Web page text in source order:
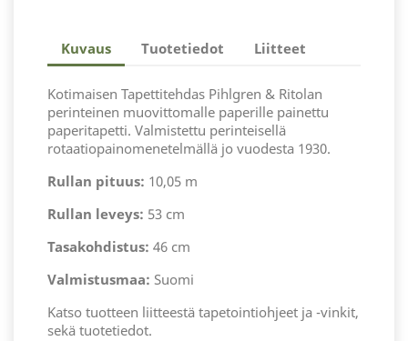
Kuvaus Tuotetiedot Liitteet
Kotimaisen Tapettitehdas Pihlgren & Ritolan
perinteinen muovittomalle paperille painettu
paperitapetti. Valmistettu perinteisellä
rotaatiopainomenetelmällä jo vuodesta 1930.
Rullan pituus: 10,05 m
Rullan leveys: 53 cm
Tasakohdistus: 46 cm
Valmistusmaa: Suomi
Katso tuotteen liitteestä tapetointiohjeet ja -vinkit,
sekä tuotetiedot.